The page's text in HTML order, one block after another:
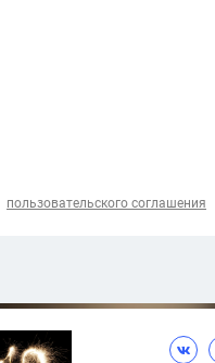
пользовательского соглашения